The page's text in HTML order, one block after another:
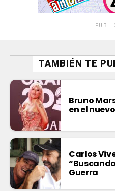
TAMBIÉN TE
Bruno
en el
Carlos
Guerra